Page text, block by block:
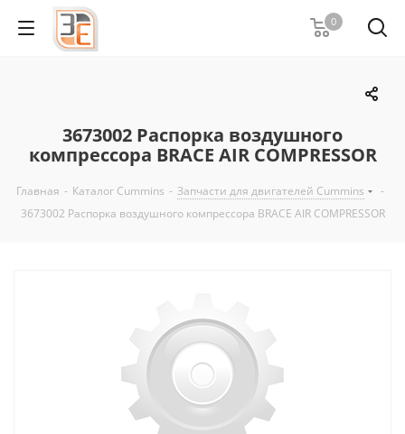
0
3673002 Распорка воздушного
компрессора BRACE AIR COMPRESSOR
Главная - Каталог Cummins - Запчасти для двигателей Cummins
-
3673002 Распорка воздушного компрессора BRACE AIR COMPRESSOR